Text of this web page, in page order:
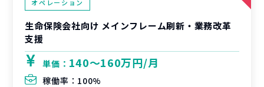
オペレーション
生命保険会社向け メインフレーム刷新・業務改革
支援
単価： 140〜160万円/月
稼働率： 100%